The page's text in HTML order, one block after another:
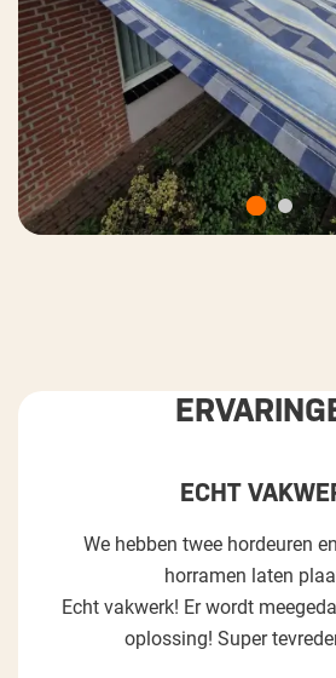
ECHT
We hebben twee hordeuren
horramen laten
Echt vakwerk! Er wordt
oplossing! Super